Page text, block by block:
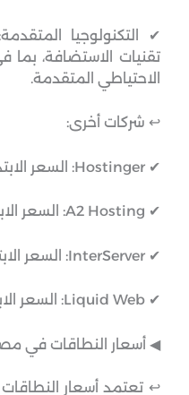
✔ التكنولوجيا
تقنيات الاستضافة، بما
الاحتياطي المتقدمة.
↩︎ شركات أخرى:
✔ Hostinger: السعر الابتدائي حوالي 15 دولار شهريًا
✔ A2 Hosting: السعر الابتدائي حوالي 20 دولار شهريًا
✔ InterServer: السعر الابتدائي حوالي 15 دولار شهريًا
✔ Liquid Web: السعر الابتدائي حوالي 25 دولار شهريًا
◀︎ أسعار النطاقات في